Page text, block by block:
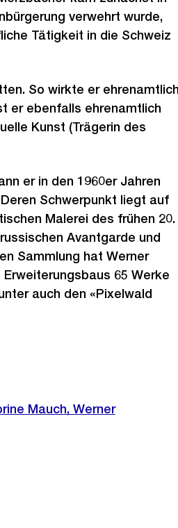
verwehrt wurde,
Tätigkeit in die Schweiz
So wirkte er ehrenamtlich
er ebenfalls ehrenamtlich
Kunst (Trägerin des
er in den 1960er Jahren
Schwerpunkt liegt auf
Malerei des frühen 20.
Avantgarde und
Sammlung hat Werner
65 Werke
auch den «Pixelwald
Mauch, Werner